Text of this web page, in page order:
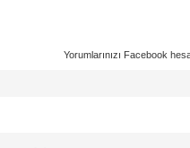
Yorumlarınızı Facebook